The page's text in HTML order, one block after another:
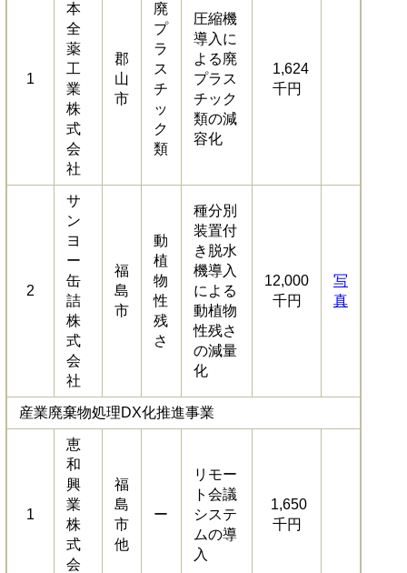
1
本
全
薬
工
業
株
式
会
社
郡
山
市
廃
プ
ラ
ス
チ
ッ
ク
類
圧縮機
導入に
よる廃
プラス
チック
類の減
容化
1,624
千円
2
サ
ン
ヨ
ー
缶
詰
株
式
会
社
福
島
市
動
植
物
性
残
さ
種分別
装置付
き脱水
機導入
による
動植物
性残さ
の減量
化
12,000
千円
写
真
産業廃棄物処理DX化推進事業
1
恵
和
興
業
株
式
会
福
島
市
他
ー
リモー
ト会議
システ
ムの導
入
1,650
千円